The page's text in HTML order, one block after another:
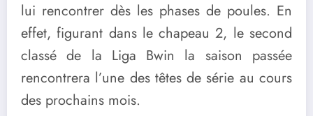
lui rencontrer dès les phases de poules. En
effet, figurant dans le chapeau 2, le second
classé de la Liga Bwin la saison passée
rencontrera l’une des têtes de série au cours
des prochains mois.